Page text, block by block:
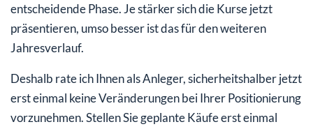
entscheidende Phase. Je stärker sich die Kurse jetzt
präsentieren, umso besser ist das für den weiteren
Jahresverlauf.
Deshalb rate ich Ihnen als Anleger, sicherheitshalber jetzt
erst einmal keine Veränderungen bei Ihrer Positionierung
vorzunehmen. Stellen Sie geplante Käufe erst einmal